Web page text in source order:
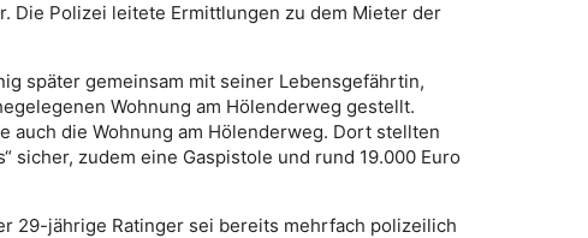
Die Polizei leitete Ermittlungen zu dem Mieter der
später gemeinsam mit seiner Lebensgefährtin,
Wohnung am Hölenderweg gestellt.
auch die Wohnung am Hölenderweg. Dort stellten
sicher, zudem eine Gaspistole und rund 19.000 Euro
29-jährige Ratinger sei bereits mehrfach polizeilich